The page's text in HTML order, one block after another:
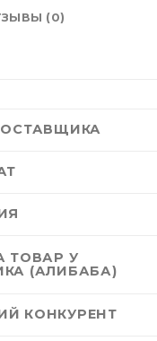
(0)
ТОВАР У
(АЛИБАБА)
КОНКУРЕНТ